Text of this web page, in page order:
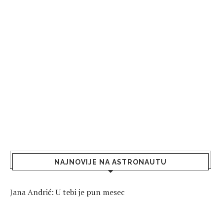
NAJNOVIJE NA ASTRONAUTU
Jana Andrić: U tebi je pun mesec